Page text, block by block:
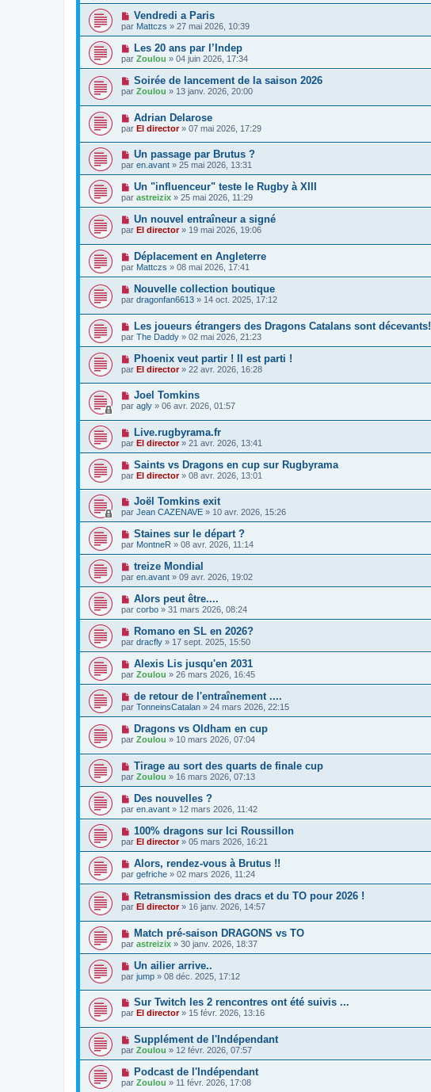
Vendredi a Paris
par Mattczs » 27 mai 2026, 10:39
Les 20 ans par l’Indep
par Zoulou » 04 juin 2026, 17:34
Soirée de lancement de la saison 2026
par Zoulou » 13 janv. 2026, 20:00
Adrian Delarose
par El director» 07 mai 2026, 17:29
Un passage par Brutus ?
par en.avant » 25 mai 2026, 13:31
Un "influenceur" teste le Rugby à XIII
par astreizix » 25 mai 2026, 11:29
Un nouvel entraîneur a signé
par El director» 19 mai 2026, 19:06
Déplacement en Angleterre
par Mattczs » 08 mai 2026, 17:41
Nouvelle collection boutique
par dragonfan6613 » 14 oct. 2025, 17:12
Les joueurs étrangers des Dragons Catalans sont décevants!
par The Daddy » 02 mai 2026, 21:23
Phoenix veut partir ! Il est parti !
par El director» 22 avr. 2026, 16:28
Joel Tomkins
par agly » 06 avr. 2026, 01:57
Live.rugbyrama.fr
par El director» 21 avr. 2026, 13:41
Saints vs Dragons en cup sur Rugbyrama
par El director» 08 avr. 2026, 13:01
Joël Tomkins exit
par Jean CAZENAVE » 10 avr. 2026, 15:26
Staines sur le départ ?
par MontneR » 08 avr. 2026, 11:14
treize Mondial
par en.avant » 09 avr. 2026, 19:02
Alors peut être....
par corbo » 31 mars 2026, 08:24
Romano en SL en 2026?
par dracfly » 17 sept. 2025, 15:50
Alexis Lis jusqu'en 2031
par Zoulou » 26 mars 2026, 16:45
de retour de l'entraînement ....
par TonneinsCatalan » 24 mars 2026, 22:15
Dragons vs Oldham en cup
par Zoulou » 10 mars 2026, 07:04
Tirage au sort des quarts de finale cup
par Zoulou » 16 mars 2026, 07:13
Des nouvelles ?
par en.avant » 12 mars 2026, 11:42
100% dragons sur Ici Roussillon
par El director» 05 mars 2026, 16:21
Alors, rendez-vous à Brutus !!
par gefriche » 02 mars 2026, 11:24
Retransmission des dracs et du TO pour 2026 !
par El director» 16 janv. 2026, 14:57
Match pré-saison DRAGONS vs TO
par astreizix » 30 janv. 2026, 18:37
Un ailier arrive..
par jump » 08 déc. 2025, 17:12
Sur Twitch les 2 rencontres ont été suivis ...
par El director» 15 févr. 2026, 13:16
Supplément de l'Indépendant
par Zoulou » 12 févr. 2026, 07:57
Podcast de l'Indépendant
par Zoulou » 11 févr. 2026, 17:08